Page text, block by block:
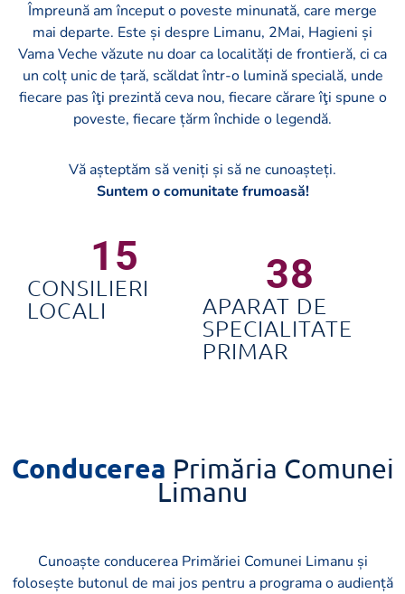
Împreună am început o poveste minunată, care merge
mai departe. Este și despre Limanu, 2Mai, Hagieni și
Vama Veche văzute nu doar ca localități de frontieră, ci ca
un colț unic de țară, scăldat într-o lumină specială, unde
fiecare pas îţi prezintă ceva nou, fiecare cărare îţi spune o
poveste, fiecare țărm închide o legendă.
Vă așteptăm să veniți și să ne cunoașteți.
Suntem o comunitate frumoasă!
CONSILIERI
LOCALI
15
APARAT DE
SPECIALITATE
PRIMAR
38
Conducerea Primăria Comunei
Limanu
Cunoaște conducerea Primăriei Comunei Limanu și
folosește butonul de mai jos pentru a programa o audiență